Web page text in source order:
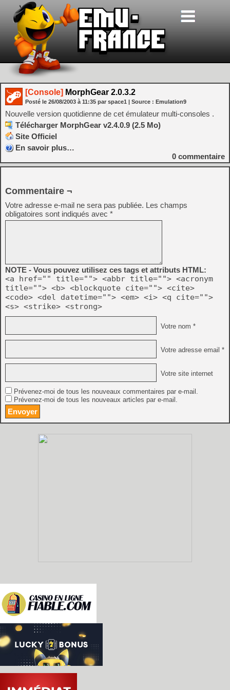
[Console] MorphGear 2.0.3.2
Posté le 26/08/2003 à 11:35 par space1 | Source : Emulation9
Nouvelle version quotidienne de cet émulateur multi-consoles .
Télécharger MorphGear v2.4.0.9 (2.5 Mo)
Site Officiel
En savoir plus…
0 commentaire
Commentaire ¬
Votre adresse e-mail ne sera pas publiée. Les champs
obligatoires sont indiqués avec *
NOTE - Vous pouvez utilisez ces tags et attributs HTML:
<a href="" title=""> <abbr title=""> <acronym
title=""> <b> <blockquote cite=""> <cite>
<code> <del datetime=""> <em> <i> <q cite="">
<s> <strike> <strong>
Votre nom *
Votre adresse email *
Votre site internet
Prévenez-moi de tous les nouveaux commentaires par e-mail.
Prévenez-moi de tous les nouveaux articles par e-mail.